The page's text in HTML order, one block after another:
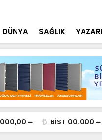
DÜNYA SAĞLIK
000,00 BİST 00.000